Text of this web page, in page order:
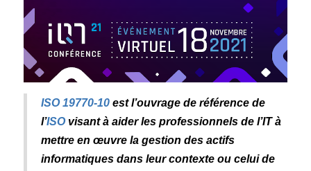
ISO 19770-10 est l’ouvrage de référence de
l’ISOvisant à aider les professionnels de l’IT à
mettre en œuvre la gestion des actifs
informatiques dans leur contexte ou celui de